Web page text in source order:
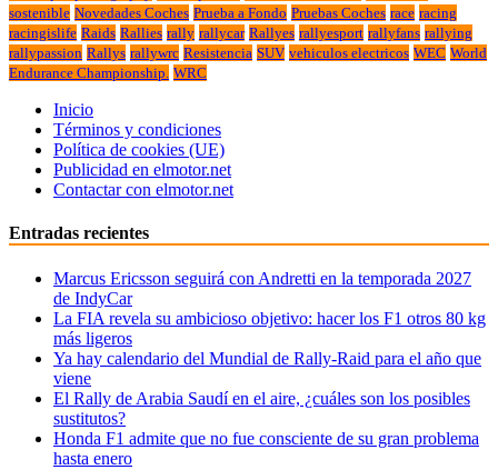
sostenible Novedades Coches Prueba a Fondo Pruebas Coches race racing
racingislife Raids Rallies rally rallycar Rallyes rallyesport rallyfans rallying
rallypassion Rallys rallywrc Resistencia SUV vehiculos electricos WEC World
Endurance Championship. WRC
Inicio
Términos y condiciones
Política de cookies (UE)
Publicidad en elmotor.net
Contactar con elmotor.net
Entradas recientes
Marcus Ericsson seguirá con Andretti en la temporada 2027
de IndyCar
La FIA revela su ambicioso objetivo: hacer los F1 otros 80 kg
más ligeros
Ya hay calendario del Mundial de Rally-Raid para el año que
viene
El Rally de Arabia Saudí en el aire, ¿cuáles son los posibles
sustitutos?
Honda F1 admite que no fue consciente de su gran problema
hasta enero